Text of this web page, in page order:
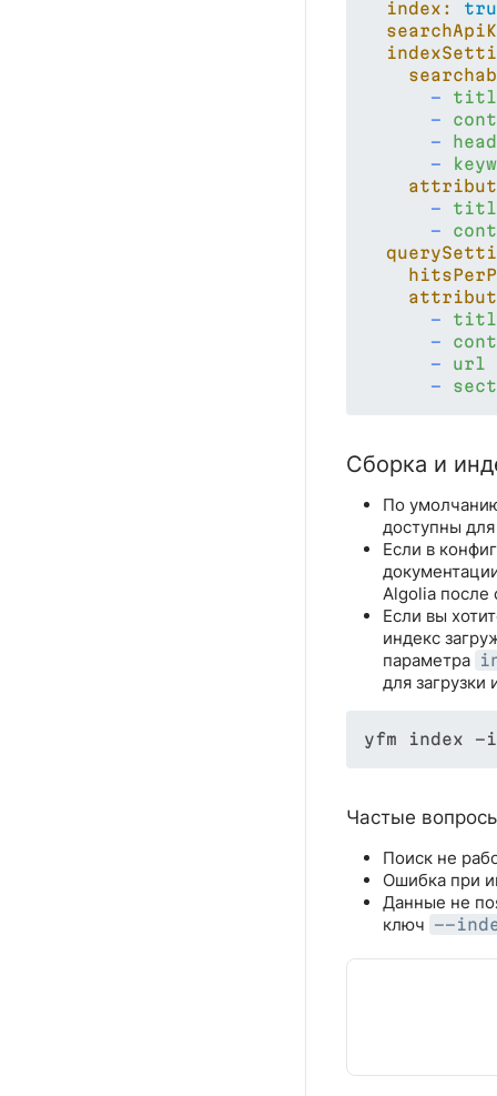
index:
-
-
-
-
-
-
-
-
-
url
-
Сборка и
По
доступны
Если в
Algolia после
Если вы
индекс
параметра
для
yfm index
Частые
Поиск не
Ошибка при
Данные не
ключ --